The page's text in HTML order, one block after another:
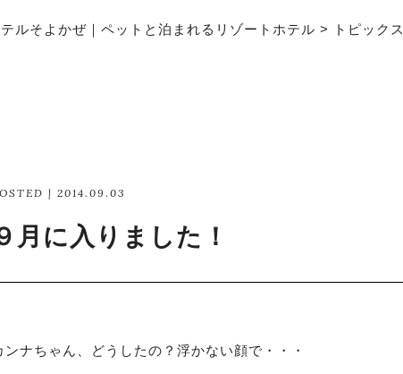
テルそよかぜ｜ペットと泊まれるリゾートホテル > トピックス
| 2014.09.03
月に入りました！
ンナちゃん、どうしたの？浮かない顔で・・・